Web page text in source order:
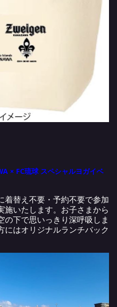
× FC琉球 スペシャルヨガイベ
着替え不要・予約不要で参加
施いたします。お子さまから
下で思いっきり深呼吸しま
にはオリジナルランチバック